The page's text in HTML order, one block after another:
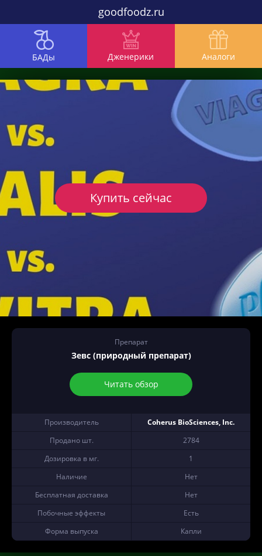
goodfoodz.ru
БАДы Дженерики Аналоги
Препарат
Зевс (природный препарат)
Читать обзор
Производитель
Coherus BioSciences, Inc.
Продано шт.
2784
Дозировка в мг.
1
Наличие
Нет
Бесплатная доставка
Нет
Побочные эффекты
Есть
Форма выпуска
Капли
Купить сейчас